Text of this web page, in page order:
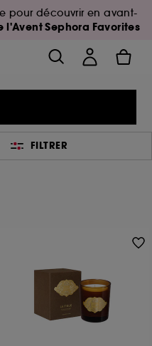
pour découvrir en avant-
l'Avent Sephora Favorites
FILTRER